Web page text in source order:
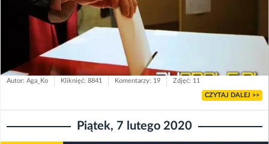
Autor: Aga_Ko Kliknięć: 8841 Komentarzy: 19 Zdjęć: 11
CZYTAJ DALEJ >>
Piątek, 7 lutego 2020